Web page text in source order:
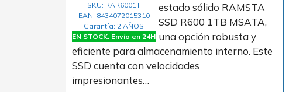
SKU: RAR6001T
EAN: 8434072015310
Garantía: 2 AÑOS
EN STOCK. Envío en 24H
estado sólido RAMSTA
SSD R600 1TB MSATA,
una opción robusta y
eficiente para almacenamiento interno. Este
SSD cuenta con velocidades
impresionantes…